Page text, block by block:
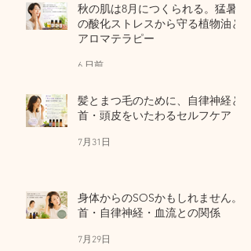
秋の肌は8月につくられる。猛暑
の酸化ストレスから守る植物油と
アロマテラピー
6 日前
髪とまつ毛のために、自律神経と
首・頭皮をいたわるセルフケア
7月31日
身体からのSOSかもしれません。
首・自律神経・血流との関係
7月29日